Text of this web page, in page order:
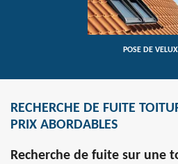
POSE DE
RECHERCHE DE FUITE
PRIX ABORDABLES
Recherche de fuite sur une